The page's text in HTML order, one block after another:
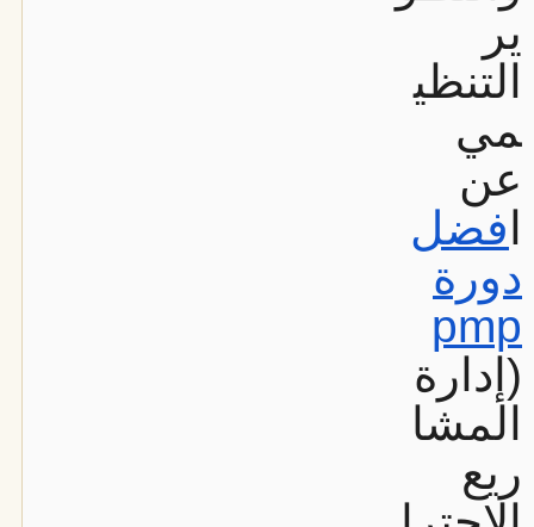
ير
التنظي
مي
عن
افضل
دورة
pmp
(إدارة
المشا
ريع